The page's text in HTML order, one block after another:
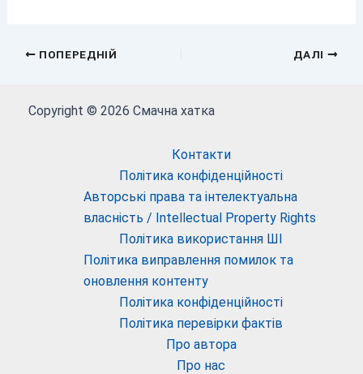
ПОПЕРЕДНІЙ ДАЛІ
Copyright © 2026 Смачна хатка
Контакти
Політика конфіденційності
Авторські права та інтелектуальна
власність / Intellectual Property Rights
Політика використання ШІ
Політика виправлення помилок та
оновлення контенту
Політика конфіденційності
Політика перевірки фактів
Про автора
Про нас